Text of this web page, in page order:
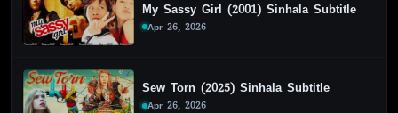
My Sassy Girl (2001) Sinhala Subtitle
Apr 26, 2026
Sew Torn (2025) Sinhala Subtitle
Apr 26, 2026